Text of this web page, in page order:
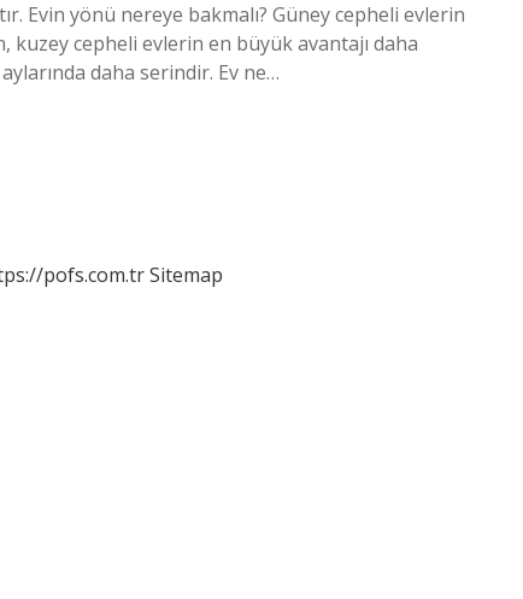
Evin yönü nereye bakmalı? Güney cepheli evlerin
kuzey cepheli evlerin en büyük avantajı daha
daha serindir. Ev ne…
pofs.com.trSitemap